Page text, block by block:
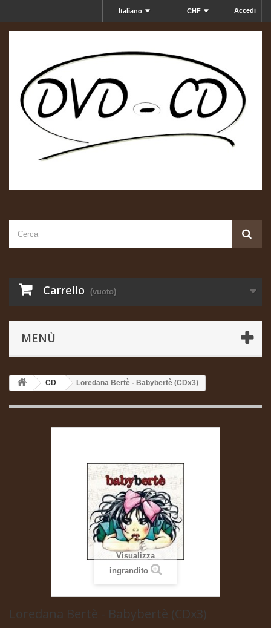
Accedi
CHF
Italiano
Carrello (vuoto)
MENÙ
CD Loredana Bertè - Babybertè (CDx3)
Visualizza
ingrandito
Loredana Bertè - Babybertè (CDx3)